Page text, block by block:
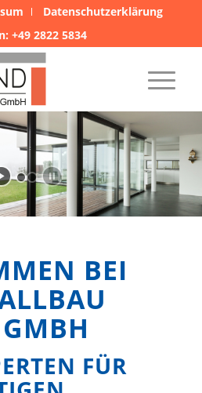
Datenschutzerklärung
+49 2822 5834
BEI
FÜR